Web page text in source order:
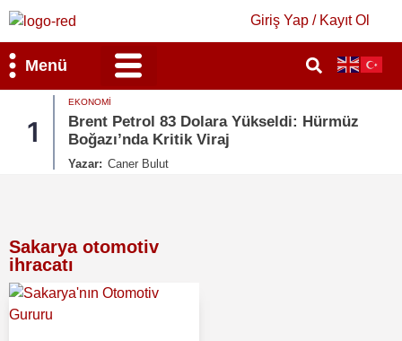
Giriş Yap / Kayıt Ol
Menü
1
EKONOMI
Brent Petrol 83 Dolara Yükseldi: Hürmüz
Boğazı’nda Kritik Viraj
Yazar: Caner Bulut
Sakarya otomotiv
ihracatı